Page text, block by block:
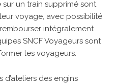
un train supprimé sont
voyage, avec possibilité
intégralement
SNCF Voyageurs sont
les voyageurs.
d’ateliers des engins